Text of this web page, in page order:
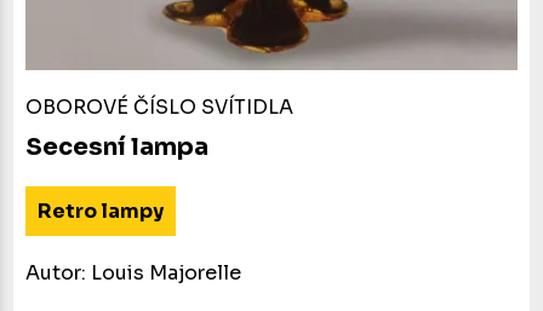
OBOROVÉ ČÍSLO SVÍTIDLA
Secesní lampa
Retro lampy
Autor: Louis Majorelle